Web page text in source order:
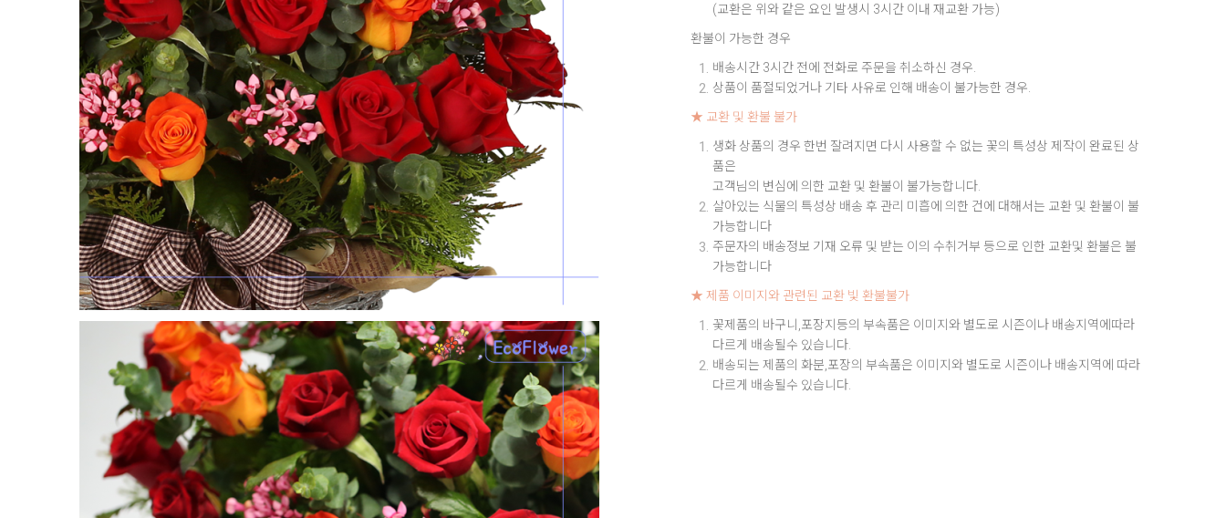
(교환은 위와 같은 요인 발생시 3시간 이내 재교환 가능)
환불이 가능한 경우
배송시간 3시간 전에 전화로 주문을 취소하신 경우.
상품이 품절되었거나 기타 사유로 인해 배송이 불가능한 경우.
★ 교환 및 환불 불가
생화 상품의 경우 한번 잘려지면 다시 사용할 수 없는 꽃의 특성상 제작이 완료된 상
품은
고객님의 변심에 의한 교환 및 환불이 불가능합니다.
살아있는 식물의 특성상 배송 후 관리 미흡에 의한 건에 대해서는 교환 및 환불이 불
가능합니다
주문자의 배송정보 기재 오류 및 받는 이의 수취거부 등으로 인한 교환및 환불은 불
가능합니다
★ 제품 이미지와 관련된 교환 빛 환불불가
꽃제품의 바구니,포장지등의 부속품은 이미지와 별도로 시즌이나 배송지역에따라
다르게 배송될수 있습니다.
배송되는 제품의 화분,포장의 부속품은 이미지와 별도로 시즌이나 배송지역에 따라
다르게 배송될수 있습니다.